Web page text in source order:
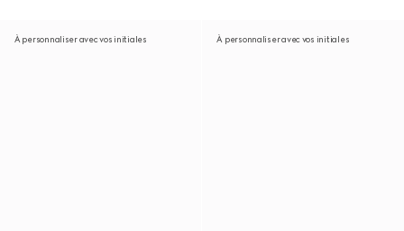
À personnaliser avec vos initiales À personnaliser avec vos initiales